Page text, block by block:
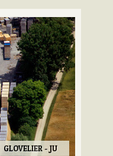
GLOVELIER - JU